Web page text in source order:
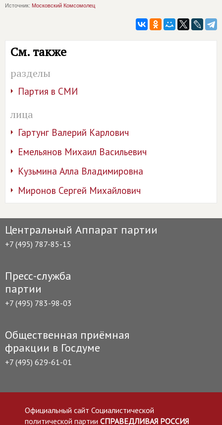
Источник: Московский Комсомолец
См. также
разделы
Партия в СМИ
лица
Гартунг Валерий Карлович
Емельянов Михаил Васильевич
Кузьмина Алла Владимировна
Миронов Сергей Михайлович
Центральный Аппарат партии
+7 (495) 787-85-15
Пресс-служба
партии
+7 (495) 783-98-03
Общественная приёмная
фракции в Госдуме
+7 (495) 629-61-01
Официальный сайт Социалистической
политической партии СПРАВЕДЛИВАЯ РОССИЯ